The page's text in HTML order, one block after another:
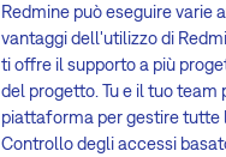
Redmine può eseguire varie
vantaggi dell'utilizzo di
ti offre il supporto a più
del progetto. Tu e il tuo
piattaforma per gestire tutte
Controllo degli accessi